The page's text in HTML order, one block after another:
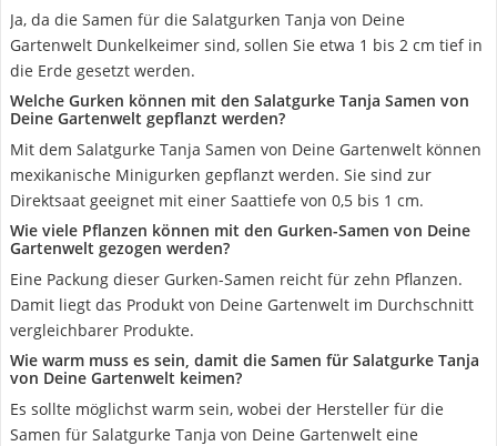
Ja, da die Samen für die Salatgurken Tanja von Deine
Gartenwelt Dunkelkeimer sind, sollen Sie etwa 1 bis 2 cm tief in
die Erde gesetzt werden.
Welche Gurken können mit den Salatgurke Tanja Samen von
Deine Gartenwelt gepflanzt werden?
Mit dem Salatgurke Tanja Samen von Deine Gartenwelt können
mexikanische Minigurken gepflanzt werden. Sie sind zur
Direktsaat geeignet mit einer Saattiefe von 0,5 bis 1 cm.
Wie viele Pflanzen können mit den Gurken-Samen von Deine
Gartenwelt gezogen werden?
Eine Packung dieser Gurken-Samen reicht für zehn Pflanzen.
Damit liegt das Produkt von Deine Gartenwelt im Durchschnitt
vergleichbarer Produkte.
Wie warm muss es sein, damit die Samen für Salatgurke Tanja
von Deine Gartenwelt keimen?
Es sollte möglichst warm sein, wobei der Hersteller für die
Samen für Salatgurke Tanja von Deine Gartenwelt eine